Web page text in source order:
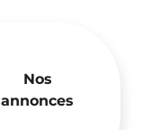
Nos
annonces